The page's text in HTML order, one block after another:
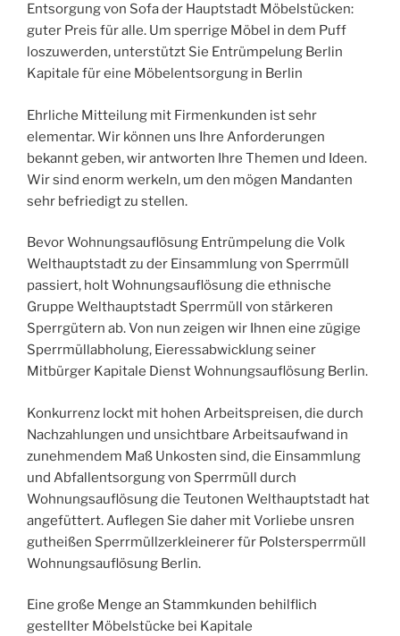
Entsorgung von Sofa der Hauptstadt Möbelstücken:
guter Preis für alle. Um sperrige Möbel in dem Puff
loszuwerden, unterstützt Sie Entrümpelung Berlin
Kapitale für eine Möbelentsorgung in Berlin
Ehrliche Mitteilung mit Firmenkunden ist sehr
elementar. Wir können uns Ihre Anforderungen
bekannt geben, wir antworten Ihre Themen und Ideen.
Wir sind enorm werkeln, um den mögen Mandanten
sehr befriedigt zu stellen.
Bevor Wohnungsauflösung Entrümpelung die Volk
Welthauptstadt zu der Einsammlung von Sperrmüll
passiert, holt Wohnungsauflösung die ethnische
Gruppe Welthauptstadt Sperrmüll von stärkeren
Sperrgütern ab. Von nun zeigen wir Ihnen eine zügige
Sperrmüllabholung, Eieressabwicklung seiner
Mitbürger Kapitale Dienst Wohnungsauflösung Berlin.
Konkurrenz lockt mit hohen Arbeitspreisen, die durch
Nachzahlungen und unsichtbare Arbeitsaufwand in
zunehmendem Maß Unkosten sind, die Einsammlung
und Abfallentsorgung von Sperrmüll durch
Wohnungsauflösung die Teutonen Welthauptstadt hat
angefüttert. Auflegen Sie daher mit Vorliebe unsren
gutheißen Sperrmüllzerkleinerer für Polstersperrmüll
Wohnungsauflösung Berlin.
Eine große Menge an Stammkunden behilflich
gestellter Möbelstücke bei Kapitale